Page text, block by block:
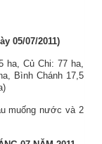
05/07/2011)
ha, Củ Chi: 77 ha,
Bình Chánh 17,5
muống nước và 2